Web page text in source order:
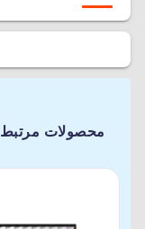
محصولات مرتبط